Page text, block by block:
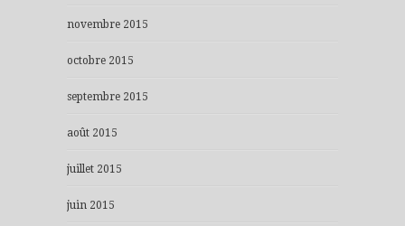
novembre 2015
octobre 2015
septembre 2015
août 2015
juillet 2015
juin 2015